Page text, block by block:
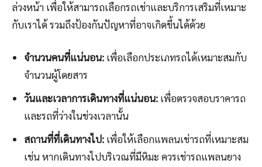
ล่วงหน้า เพื่อให้สามารถเลือกรถเช่าและบริการเสริมที่เหมาะ
กับเราได้ รวมถึงป้องกันปัญหาที่อาจเกิดขึ้นได้ด้วย
จำนวนคนที่แน่นอน: เพื่อเลือกประเภทรถได้เหมาะสมกับ
จำนวนผู้โดยสาร
วันและเวลาการเดินทางที่แน่นอน: เพื่อตรวจสอบราคารถ
และรถที่ว่างในช่วงเวลานั้น
สถานที่ที่เดินทางไป: เพื่อให้เลือกแพลนเช่ารถที่เหมาะสม
เช่น หากเดินทางไปบริเวณที่มีหิมะ ควรเช่ารถแพลนยาง